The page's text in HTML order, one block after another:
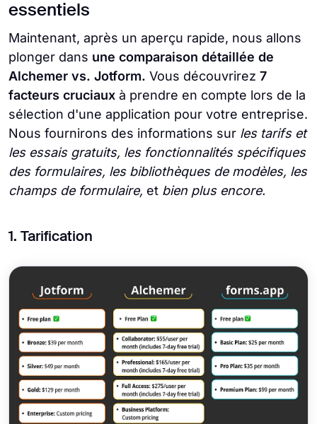
essentiels
Maintenant, après un aperçu rapide, nous allons
plonger dans une comparaison détaillée de
Alchemer vs. Jotform. Vous découvrirez 7
facteurs cruciaux à prendre en compte lors de la
sélection d'une application pour votre entreprise.
Nous fournirons des informations sur les tarifs et
les essais gratuits, les fonctionnalités spécifiques
des formulaires, les bibliothèques de modèles, les
champs de formulaire, et bien plus encore.
1. Tarification